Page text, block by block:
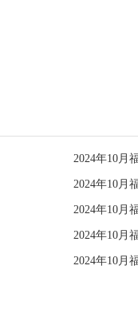
2024年10月
2024年10月
2024年10月
2024年10月
2024年10月